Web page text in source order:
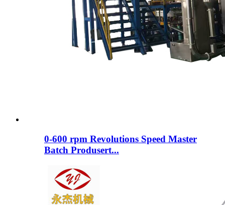
0-600 rpm Revolutions Speed ​​Master
Batch Produsert...